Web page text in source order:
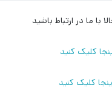
با ما در ارتباط باشید
کلیک کنید
کلیک کنید